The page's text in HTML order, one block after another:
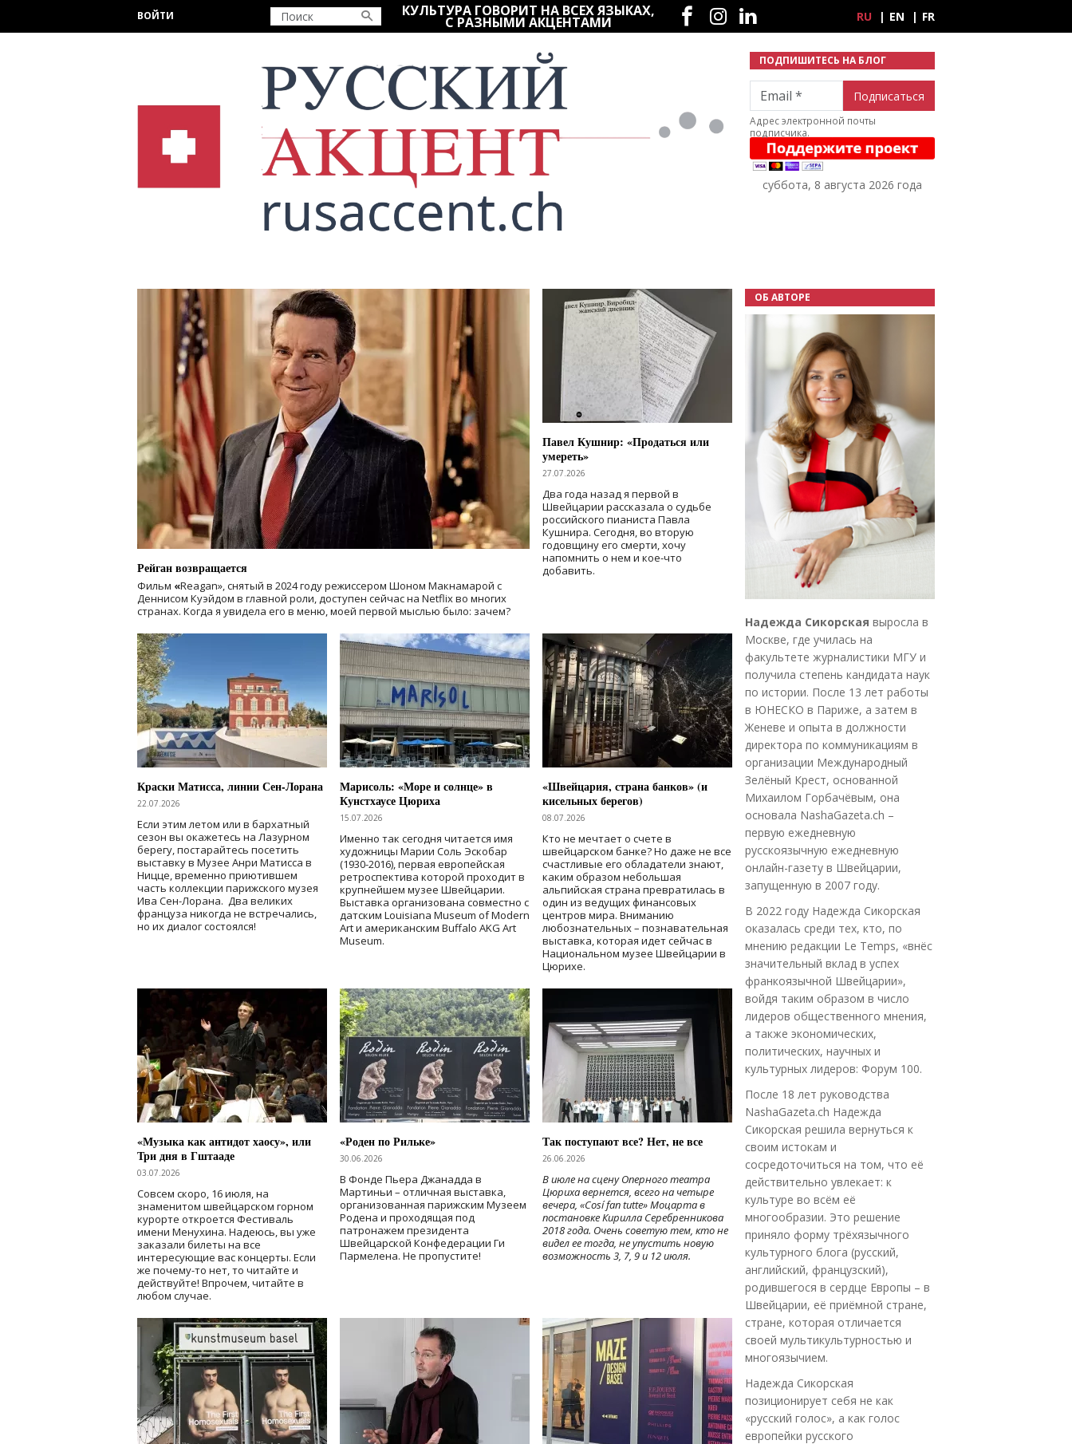
ВОЙТИ КУЛЬТУРА ГОВОРИТ НА ВСЕХ ЯЗЫКАХ,
С РАЗНЫМИ АКЦЕНТАМИ
Социальные сети
RU EN FR
ПОДПИШИТЕСЬ НА БЛОГ
Email
Адрес электронной почты
подписчика.
суббота, 8 августа 2026 года
Рейган возвращается
Фильм «Reagan», снятый в 2024 годурежиссером Шоном Макнамарой с
Деннисом Куэйдом в главной роли, доступен сейчас на Netflix во многих
странах. Когда я увидела его в меню, моей первой мыслью было: зачем?
Павел Кушнир: «Продаться или
умереть»
27.07.2026
Два года назад я первой в
Швейцарии рассказала о судьбе
российского пианиста Павла
Кушнира. Сегодня, во вторую
годовщину его смерти, хочу
напомнить о нем и кое-что
добавить.
Краски Матисса, линии Сен-Лорана
22.07.2026
Если этим летом или в бархатный
сезон вы окажетесь на Лазурном
берегу, постарайтесь посетить
выставку в Музее Анри Матисса в
Ницце, временно приютившем
часть коллекции парижского музея
Ива Сен-Лорана. Два великих
француза никогда не встречались,
но их диалог состоялся!
Марисоль: «Море и солнце» в
Кунстхаусе Цюриха
15.07.2026
Именно так сегодня читается имя
художницы Марии Соль Эскобар
(1930-2016), первая европейская
ретроспектива которой проходит в
крупнейшем музее Швейцарии.
Выставка организована совместно с
датским Louisiana Museum of Modern
Art и американским Buffalo AKG Art
Museum.
«Швейцария, страна банков» (и
кисельных берегов)
08.07.2026
Кто не мечтает о счете в
швейцарском банке? Но даже не все
счастливые его обладатели знают,
каким образом небольшая
альпийская страна превратилась в
один из ведущих финансовых
центров мира. Вниманию
любознательных – познавательная
выставка, которая идет сейчас в
Национальном музее Швейцарии в
Цюрихе.
«Музыка как антидот хаосу», или
Три дня в Гштааде
03.07.2026
Совсем скоро, 16 июля, на
знаменитом швейцарском горном
курорте откроется Фестиваль
имени Менухина. Надеюсь, вы уже
заказали билеты на все
интересующие вас концерты. Если
же почему-то нет, то читайте и
действуйте! Впрочем, читайте в
любом случае.
«Роден по Рильке»
30.06.2026
В Фонде Пьера Джанадда в
Мартиньи – отличная выставка,
организованная парижским Музеем
Родена и проходящая под
патронажем президента
Швейцарской Конфедерации Ги
Пармелена. Не пропустите!
Так поступают все? Нет, не все
26.06.2026
В июле на сцену Оперного театра
Цюриха вернется, всего на четыре
вечера, «Cosí fan tutte» Моцарта в
постановке Кирилла Серебренникова
2018 года. Очень советую тем, кто не
видел ее тогда, не упустить новую
возможность 3, 7, 9 и 12 июля.
ОБ АВТОРЕ
Надежда Сикорская выросла в
Москве, где училась на
факультете журналистики МГУ и
получила степень кандидата наук
по истории. После 13 лет работы
в ЮНЕСКО в Париже, а затем в
Женеве и опыта в должности
директора по коммуникациям в
организации Международный
Зелёный Крест, основанной
Михаилом Горбачёвым, она
основала NashaGazeta.ch –
первую ежедневную
русскоязычную ежедневную
онлайн-газету в Швейцарии,
запущенную в 2007 году.
В 2022 году Надежда Сикорская
оказалась среди тех, кто, по
мнению редакции Le Temps, «внёс
значительный вклад в успех
франкоязычной Швейцарии»,
войдя таким образом в число
лидеров общественного мнения,
а также экономических,
политических, научных и
культурных лидеров: Форум 100.
После 18 лет руководства
NashaGazeta.ch Надежда
Сикорская решила вернуться к
своим истокам и
сосредоточиться на том, что её
действительно увлекает: к
культуре во всём её
многообразии. Это решение
приняло форму трёхязычного
культурного блога (русский,
английский, французский),
родившегося в сердце Европы – в
Швейцарии, её приёмной стране,
стране, которая отличается
своей мультикультурностью и
многоязычием.
Надежда Сикорская
позиционирует себя не как
«русский голос», а как голос
европейки русского